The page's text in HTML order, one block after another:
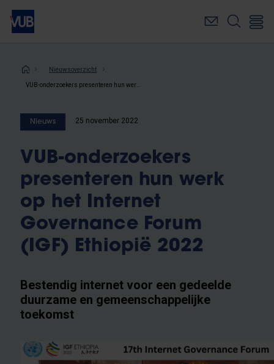
Overslaan
naar
inhoudKruimelpad
Nieuwsoverzicht
Nieuws 25 november 2022
VUB-onderzoekers
presenteren hun werk
op het Internet
Governance Forum
(IGF) Ethiopië 2022
Bestendig internet voor een gedeelde
duurzame en gemeenschappelijke
toekomst